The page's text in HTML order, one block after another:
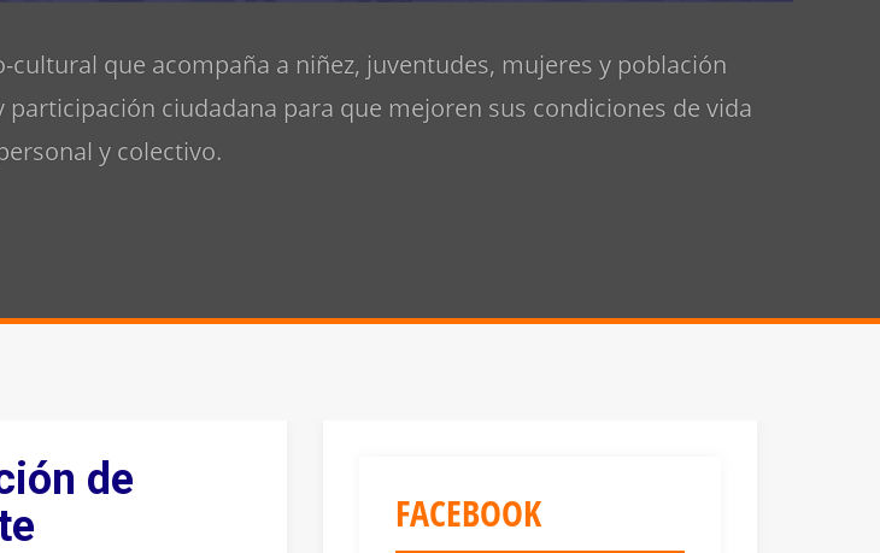
que acompaña a niñez, juventudes, mujeres y población
ciudadana para que mejoren sus condiciones de vida
y colectivo.
de
FACEBOOK